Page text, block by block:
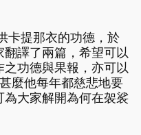
卡提那衣的功德，於
譯了兩篇，希望可以
功德與果報，亦可以
麼他每年都慈悲地要
大家解開為何在袈裟